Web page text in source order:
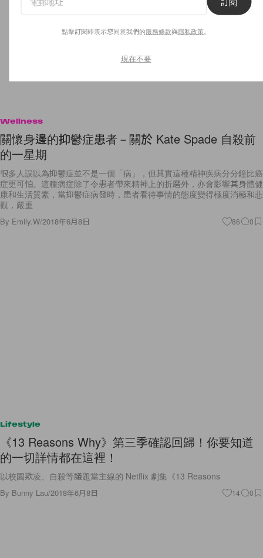
Wellness
關懷身邊的抑鬱症患者－關於 Kate Spade 自殺前
的一星期
很多人誤以為抑鬱症並不是一個「病」，但其實這種精神疾病分分鐘比癌
症更可怕。這種病症除了令患者帶來精神上的折磨外，亦會影響其身體健
康和生活質素，當抑鬱症病發時，患者看待事情的態度變得極度消極和悲
觀，嚴重
By Emily.W/2018年6月8日 86 0
Lifestyle
《13 Reasons Why》第三季確認回歸！你要知道
的一切詳情都在這裡！
以校園欺凌、自殺等議題當主線的 Netflix 劇集《13 Reasons
By Bunny Lau/2018年6月8日 14 0
點擊訂閱即表示您同意我們的服務條款與隱私政策
現在不要